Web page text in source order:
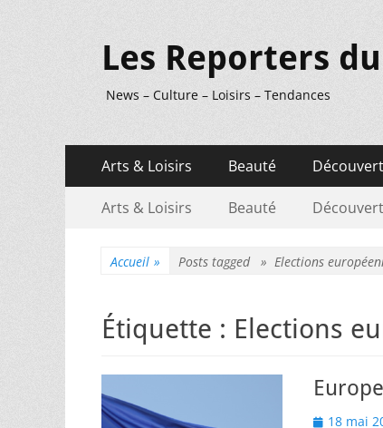
Les Reporters
News – Culture – Loisirs – Tendances
Menu
principal
contenu
Arts & Loisirs Beauté
Menu
Arts & Loisirs Beauté
Accueil » Posts tagged » Elections
Étiquette : Elections
Posted
18 mai